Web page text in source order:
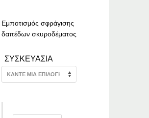
€1,355.77
Εμποτισμός σφράγισης
δαπέδων σκυροδέματος
ΣΥΣΚΕΥΑΣΙΑ